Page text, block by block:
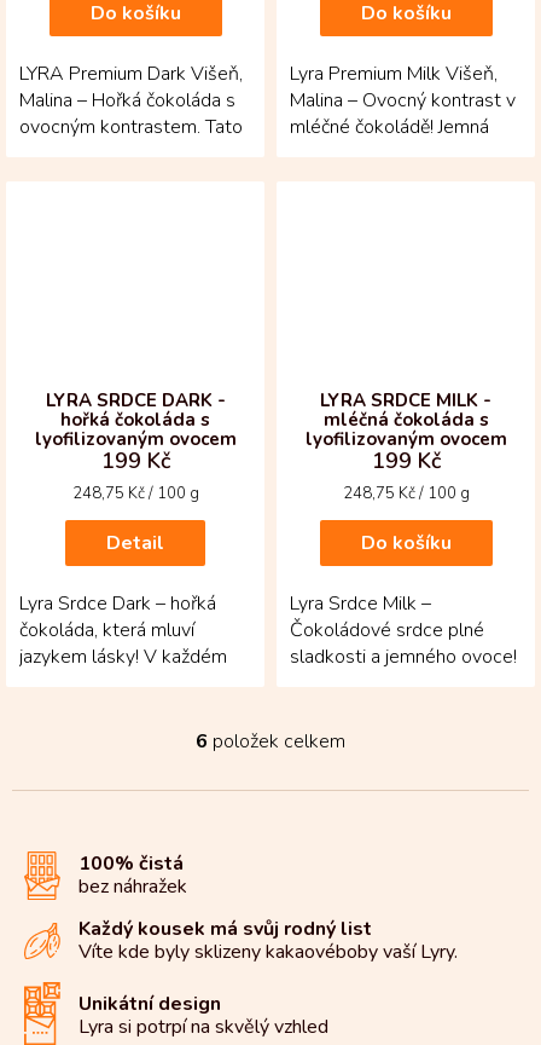
Do košíku
LYRA Premium Dark Višeň,
Malina – Hořká čokoláda s
ovocným kontrastem. Tato
70% čokoláda spojuje
hloubku...
Do košíku
Lyra Premium Milk Višeň,
Malina – Ovocný kontrast v
mléčné čokoládě! Jemná
tabulka z Jižní Ameriky je
posypaná...
LYRA SRDCE DARK -
hořká čokoláda s
lyofilizovaným ovocem
199 Kč
Měrná
248,75 Kč / 100 g
Detail
Lyra Srdce Dark – hořká
čokoláda, která mluví
jazykem lásky! V každém
soustu se propojuje
LYRA SRDCE MILK -
mléčná čokoláda s
lyofilizovaným ovocem
199 Kč
Měrná
248,75 Kč / 100 g
Do košíku
Lyra Srdce Milk –
Čokoládové srdce plné
sladkosti a jemného ovoce!
Mléčná čokoláda z bobů
doplněná...
O
l
p
r
y
6 položek celkem
100% čistá
bez náhražek
Každý kousek má svůj rodný list
Víte kde byly sklizeny kakaovéboby vaší Lyry.
Unikátní design
Lyra si potrpí na skvělý vzhled